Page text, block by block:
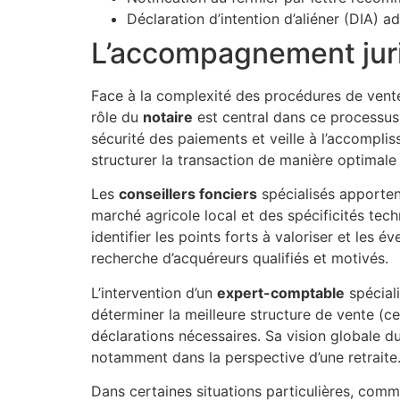
Déclaration d’intention d’aliéner (DIA)
L’accompagnement
Face à la complexité des procédures de
rôle du notaire est central dans ce
sécurité des paiements et veille à
structurer la transaction de manière
Les conseillers fonciers spécialisés
marché agricole local et des spécificités
identifier les points forts à valoriser et les
recherche d’acquéreurs qualifiés et motivés.
L’intervention d’un expert-comptable
déterminer la meilleure structure de vente
déclarations nécessaires. Sa vision globale
notamment dans la perspective d’une retraite.
Dans certaines situations particulières,